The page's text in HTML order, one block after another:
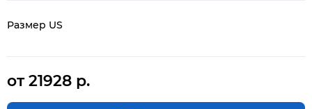
Размер US
от 21928 р.